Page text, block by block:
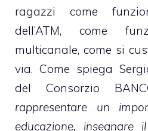
ragazzi come
dell’ATM, come
multicanale, come si
via. Come spiega
del Consorzio
rappresentare un
educazione, insegnare